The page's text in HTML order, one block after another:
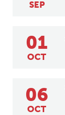
SEP
01
OCT
06
OCT